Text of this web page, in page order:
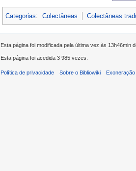
Categorias: Colectâneas Colectâneas
Esta página foi modificada pela última vez às 13h46min
Esta página foi acedida 3 985 vezes.
Política de privacidade Sobre o Bibliowiki